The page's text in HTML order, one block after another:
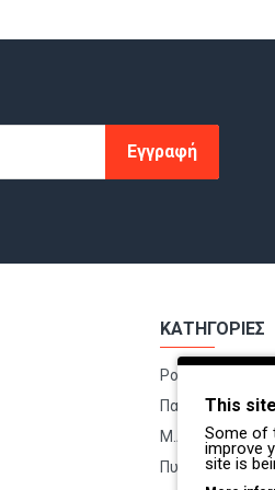
Εγγραφή
ΚΑΤΗΓΟΡΙΕΣ
Ρούχα Εργασίας
Παπούτσια
Μ.Α.Π.
Πυροσβέστες -
This
Some of
improve
site is